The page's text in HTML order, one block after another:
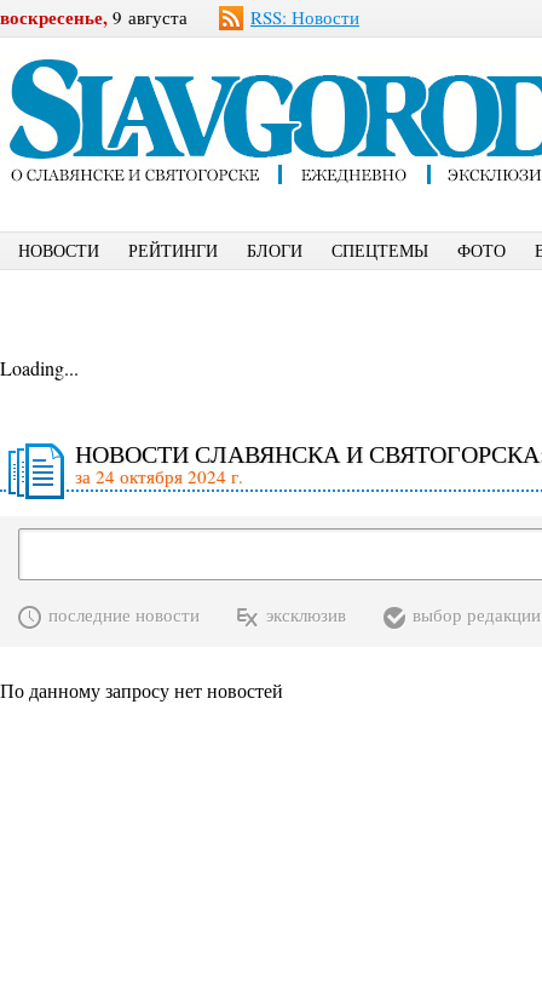
воскресенье, 9 августа RSS: Новости
НОВОСТИ РЕЙТИНГИ БЛОГИ СПЕЦТЕМЫ ФОТО
Loading...
НОВОСТИ СЛАВЯНСКА И
за 24 октября 2024 г.
последние новости эксклюзив выбор редакции
По данному запросу нет новостей